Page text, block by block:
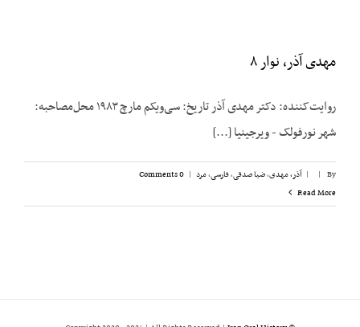
مهدی آذر، نوار ۸
روایت‌کننده: دکتر مهدی آذر تاریخ: سی‌ویکم مارچ ۱۹۸۳ محل‌مصاحبه:
شهر نورفولک - ویرجینیا [...]
By
|
| آذر، مهدی,ضیا صدقی,فارسی,مرد |
0 Comments
Read More